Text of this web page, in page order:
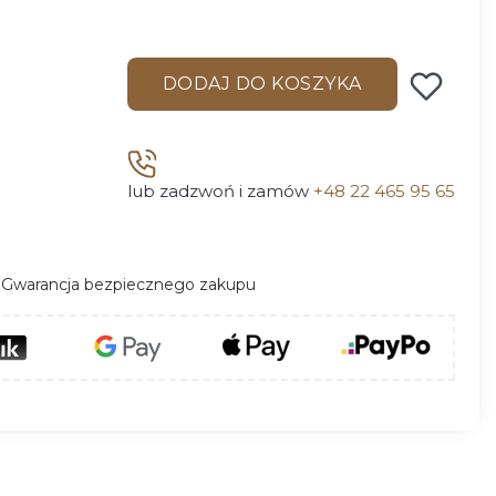
DODAJ DO KOSZYKA
lub zadzwoń i zamów +48 22 465 95 65
Gwarancja bezpiecznego zakupu